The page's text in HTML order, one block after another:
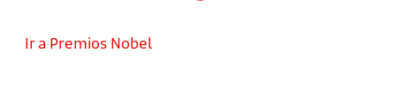
Ir a Premios Nobel